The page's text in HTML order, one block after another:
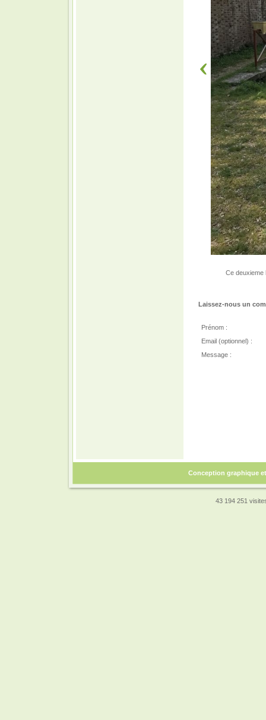
Ce deuxieme
Laissez-nous un
Prénom :
Email (optionnel) :
Message :
Conception graphique
43 194 251